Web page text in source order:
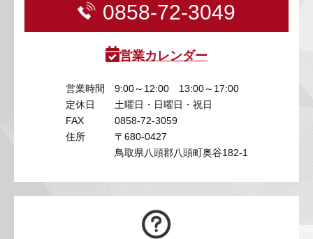
0858-72-3049
営業カレンダー
営業時間
9:00～12:00 13:00～17:00
定休日
土曜日・日曜日・祝日
FAX
0858-72-3059
住所
〒680-0427
鳥取県八頭郡八頭町奥谷182-1